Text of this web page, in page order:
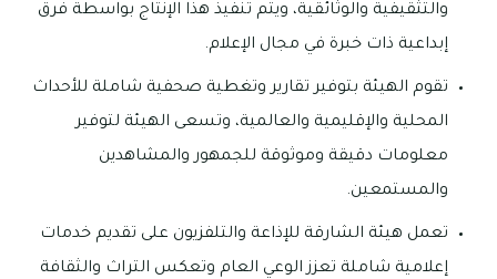
والتثقيفية والوثائقية، ويتم تنفيذ هذا الإنتاج بواسطة فرق
إبداعية ذات خبرة في مجال الإعلام.
تقوم الهيئة بتوفير تقارير وتغطية صحفية شاملة للأحداث
المحلية والإقليمية والعالمية، وتسعى الهيئة لتوفير
معلومات دقيقة وموثوقة للجمهور والمشاهدين
والمستمعين.
تعمل هيئة الشارقة للإذاعة والتلفزيون على تقديم خدمات
إعلامية شاملة تعزز الوعي العام وتعكس التراث والثقافة